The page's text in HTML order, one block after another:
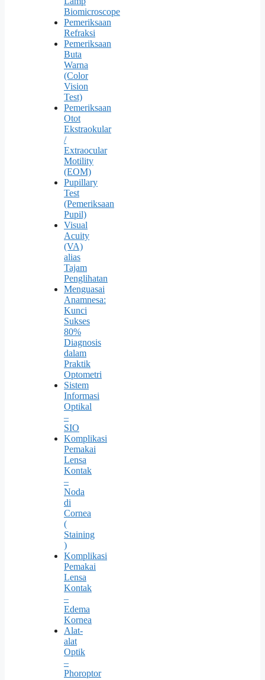
Biomicroscope
Pemeriksaan
Refraksi
Pemeriksaan
Buta
Warna
(Color
Vision
Test)
Pemeriksaan
Otot
Ekstraokular
/
Extraocular
Motility
(EOM)
Pupillary
Test
(Pemeriksaan
Pupil)
Visual
Acuity
(VA)
alias
Tajam
Penglihatan
Menguasai
Anamnesa:
Kunci
Sukses
80%
Diagnosis
dalam
Praktik
Optometri
Sistem
Informasi
Optikal
–
SIO
Komplikasi
Pemakai
Lensa
Kontak
–
Noda
di
Cornea
(
Staining
)
Komplikasi
Pemakai
Lensa
Kontak
–
Edema
Kornea
Alat-
alat
Optik
–
Phoroptor